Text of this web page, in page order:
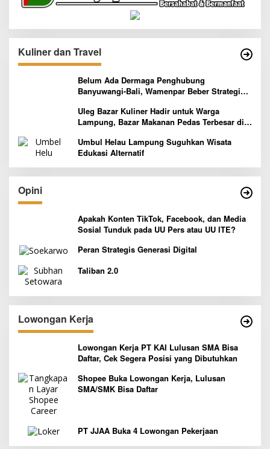
Kuliner dan Travel
Belum Ada Dermaga Penghubung
Banyuwangi-Bali, Wamenpar Beber Strategi
Uleg Bazar Kuliner Hadir untuk Warga
Lampung, Bazar Makanan Pedas Terbesar di
Umbul Helau Lampung Suguhkan Wisata
Edukasi Alternatif
Opini
Apakah Konten TikTok, Facebook, dan Media
Sosial Tunduk pada UU Pers atau UU ITE?
Peran Strategis Generasi Digital
Taliban 2.0
Lowongan Kerja
Lowongan Kerja PT KAI Lulusan SMA Bisa
Daftar, Cek Segera Posisi yang Dibutuhkan
Shopee Buka Lowongan Kerja, Lulusan
SMA/SMK Bisa Daftar
PT JJAA Buka 4 Lowongan Pekerjaan